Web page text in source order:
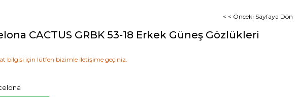
< < Önceki Sayfaya Dön
CACTUS GRBK 53-18 Erkek Güneş Gözlükleri
bilgisi için lütfen bizimle iletişime geçiniz.